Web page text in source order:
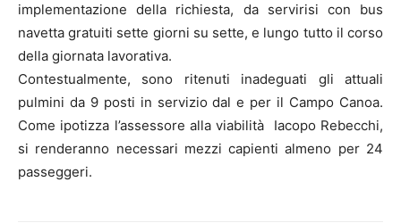
implementazione della richiesta, da servirisi con bus
navetta gratuiti sette giorni su sette, e lungo tutto il corso
della giornata lavorativa.
Contestualmente, sono ritenuti inadeguati gli attuali
pulmini da 9 posti in servizio dal e per il Campo Canoa.
Come ipotizza l’assessore alla viabilità Iacopo Rebecchi,
si renderanno necessari mezzi capienti almeno per 24
passeggeri.